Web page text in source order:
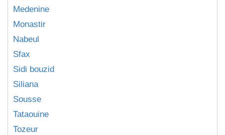
Medenine
Monastir
Nabeul
Sfax
Sidi bouzid
Siliana
Sousse
Tataouine
Tozeur